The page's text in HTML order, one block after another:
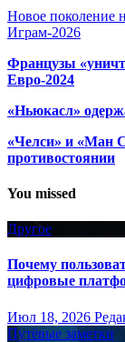
Новое поколение
Играм-2026
Французы
Евро-2024
«Ньюкасл»
«Челси» и «Ман
противостоянии
You missed
Другое
Почему
цифровые
Июл 18, 2026
Путёвые заметки